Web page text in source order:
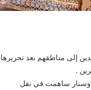
إلى مناطقهم بعد تحريرها
.
وسنار ساهمت في نقل